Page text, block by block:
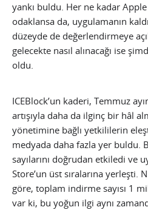
yankı buldu. Her ne kadar
odaklansa da, uygulamanın
düzeyde de değerlendirmeye
gelecekte nasıl alınacağı ise
oldu.
ICEBlock’un kaderi, Temmuz
artışıyla daha da ilginç bir hâl
yönetimine bağlı yetkililerin
medyada daha fazla yer buldu.
sayılarını doğrudan etkiledi ve
Store’un üst sıralarına yerleşti.
göre, toplam indirme sayısı 1
var ki, bu yoğun ilgi aynı